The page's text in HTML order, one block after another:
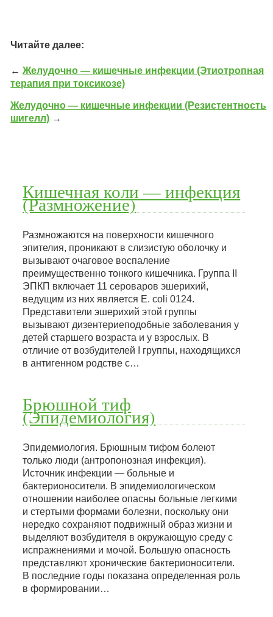
Читайте далее:
←Желудочно — кишечные инфекции (Этиотропная
терапия при токсикозе)
Желудочно — кишечные инфекции (Резистентность
шигелл) →
Кишечная коли — инфекция
(Размножение)
Размножаются на поверхности кишечного
эпителия, проникают в слизистую оболочку и
вызывают очаговое воспаление
преимущественно тонкого кишечника. Группа II
ЭПКП включает 11 сероваров эшерихий,
ведущим из них является Е. coli 0124.
Представители эшерихий этой группы
вызывают дизентериеподобные заболевания у
детей старшего возраста и у взрослых. В
отличие от возбудителей I группы, находящихся
в антигенном родстве с…
Брюшной тиф
(Эпидемиология)
Эпидемиология. Брюшным тифом болеют
только люди (антропонозная инфекция).
Источник инфекции — больные и
бактерионосители. В эпидемиологическом
отношении наиболее опасны больные легкими
и стертыми формами болезни, поскольку они
нередко сохраняют подвижный образ жизни и
выделяют возбудителя в окружающую среду с
испражнениями и мочой. Большую опасность
представляют хронические бактерионосители.
В последние годы показана определенная роль
в формировании…